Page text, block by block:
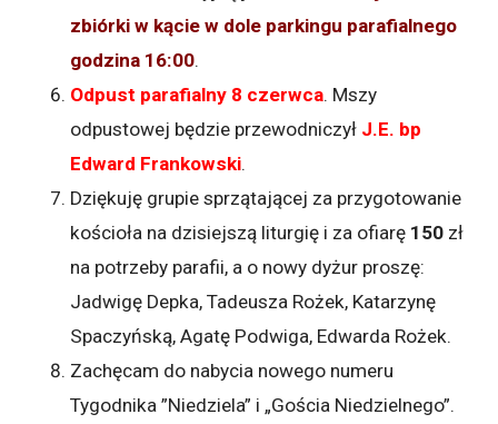
zbiórki w kącie w dole parkingu parafialnego
godzina 16:00.
Odpust parafialny 8 czerwca. Mszy
odpustowej będzie przewodniczył J.E. bp
Edward Frankowski.
Dziękuję grupie sprzątającej za przygotowanie
kościoła na dzisiejszą liturgię i za ofiarę 150 zł
na potrzeby parafii, a o nowy dyżur proszę:
Jadwigę Depka, Tadeusza Rożek, Katarzynę
Spaczyńską, Agatę Podwiga, Edwarda Rożek.
Zachęcam do nabycia nowego numeru
Tygodnika ”Niedziela” i „Gościa Niedzielnego”.